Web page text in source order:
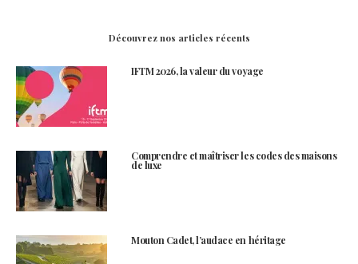
Découvrez nos articles récents
IFTM 2026, la valeur du voyage
Comprendre et maîtriser les codes des maisons
de luxe
Mouton Cadet, l’audace en héritage